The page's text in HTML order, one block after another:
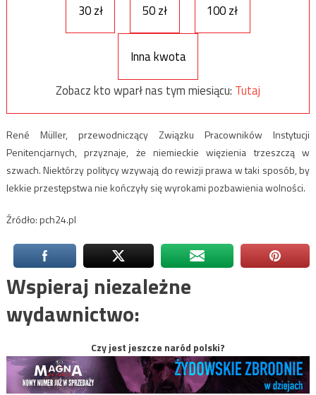
30 zł 50 zł 100 zł
Inna kwota
Zobacz kto wparł nas tym miesiącu: Tutaj
René Müller, przewodniczący Związku Pracowników Instytucji
Penitencjarnych, przyznaje, że niemieckie więzienia trzeszczą w
szwach. Niektórzy politycy wzywają do rewizji prawa w taki sposób, by
lekkie przestępstwa nie kończyły się wyrokami pozbawienia wolności.
Źródło: pch24.pl
Wspieraj niezależne
wydawnictwo:
Czy jest jeszcze naród polski?